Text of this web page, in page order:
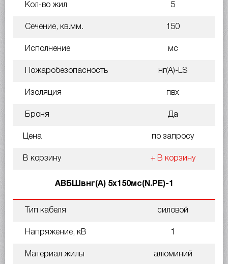
Кол-во жил 5
Сечение, кв.мм. 150
Исполнение мс
Пожаробезопасность нг(A)-LS
Изоляция пвх
Броня Да
Цена по запросу
В корзину + В корзину
АВБШвнг(А) 5х150мс(N.PE)-1
Тип кабеля силовой
Напряжение, кВ 1
Материал жилы алюминий